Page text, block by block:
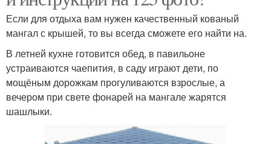
Если для отдыха вам нужен качественный кованый
мангал с крышей, то вы всегда сможете его найти на.
В летней кухне готовится обед, в павильоне
устраиваются чаепития, в саду играют дети, по
мощёным дорожкам прогуливаются взрослые, а
вечером при свете фонарей на мангале жарятся
шашлыки.